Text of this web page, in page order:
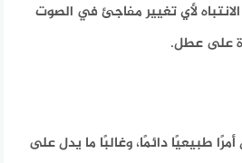
لأي تغيير مفاجئ في الصوت
على عطل.
طبيعيًا دائمًا، وغالبًا ما يدل على